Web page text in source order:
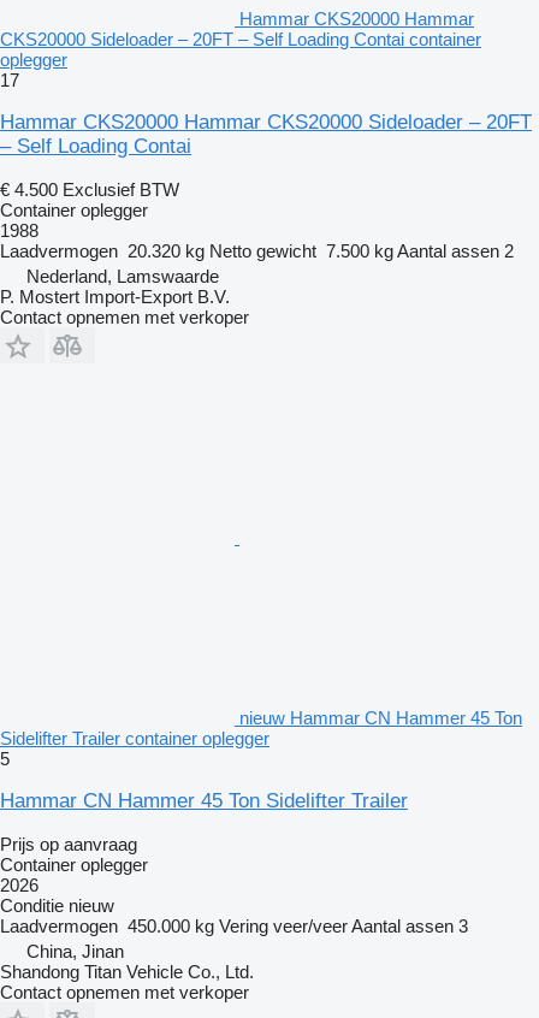
Hammar CKS20000 Hammar
CKS20000 Sideloader – 20FT – Self Loading Contai container
oplegger
17
Hammar CKS20000 Hammar CKS20000 Sideloader – 20FT
– Self Loading Contai
€ 4.500 Exclusief BTW
Container oplegger
1988
Laadvermogen 20.320 kg Netto gewicht 7.500 kgAantal assen 2
Nederland, Lamswaarde
P. Mostert Import-Export B.V.
Contact opnemen met verkoper
nieuw Hammar CN Hammer 45 Ton
Sidelifter Trailer container oplegger
5
Hammar CN Hammer 45 Ton Sidelifter Trailer
Prijs op aanvraag
Container oplegger
2026
Conditie nieuw
Laadvermogen 450.000 kg Vering veer/veerAantal assen 3
China, Jinan
Shandong Titan Vehicle Co., Ltd.
Contact opnemen met verkoper